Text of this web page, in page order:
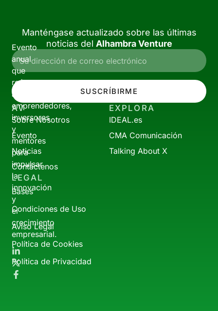
Evento
anual
que
reúne
a
emprendedores,
inversores
y
mentores
para
impulsar
la
innovación
y
el
crecimiento
empresarial.
Manténgase actualizado sobre las últimas
noticias del Alhambra Venture
SUSCRÍBIRME
AV
Sobre Nosotros
Evento
Noticias
Contáctenos
EXPLORA
IDEAL.es
CMA Comunicación
Talking About X
LEGAL
Bases
Condiciones de Uso
Aviso Legal
Política de Cookies
Política de Privacidad